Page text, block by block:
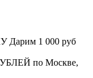
Дарим 1 000 руб
по Москве,